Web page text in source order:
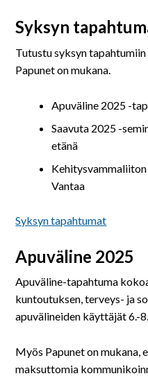
Syksyn
Tutustu syksyn tapahtumiin
Papunet on mukana.
Apuväline 2025 -
Saavuta 2025 -
etänä
Vantaa
Syksyn tapahtumat
Apuväline 2025
Apuväline-tapahtuma
kuntoutuksen, terveys- ja
apuvälineiden käyttäjät 6.-
Myös Papunet on mukana,
maksuttomia